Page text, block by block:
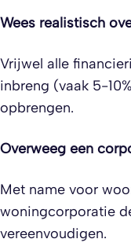
Wees realistisch
Vrijwel alle
inbreng (vaak 5-
opbrengen.
Overweeg een
Met name voor
woningcorporatie
vereenvoudigen.